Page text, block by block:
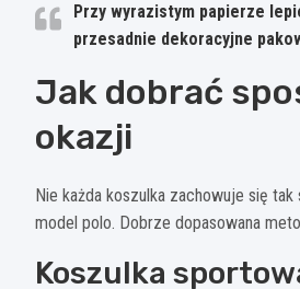
Przy wyrazistym papierze
przesadnie dekoracyjne
Jak dobrać
okazji
Nie każda koszulka zachowuje się
model polo. Dobrze dopasowana
Koszulka